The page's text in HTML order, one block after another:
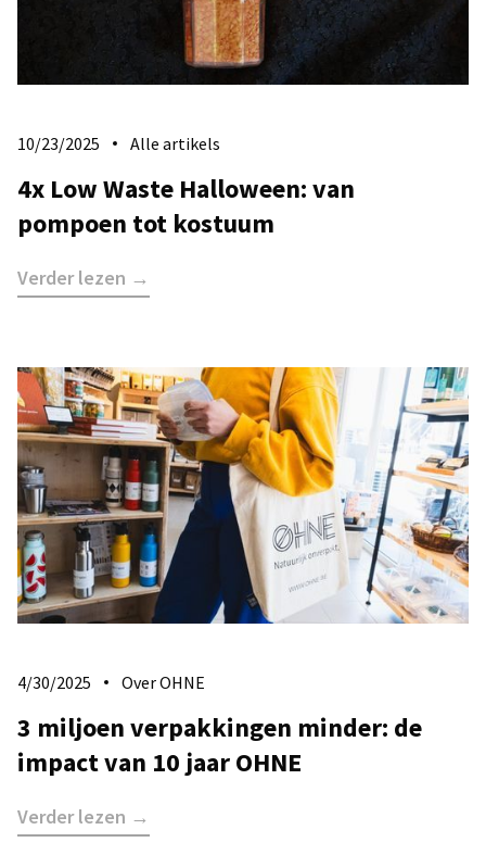
10/23/2025 Alle artikels
4x Low Waste Halloween: van
pompoen tot kostuum
Verder lezen →
4/30/2025 Over OHNE
3 miljoen verpakkingen minder: de
impact van 10 jaar OHNE
Verder lezen →